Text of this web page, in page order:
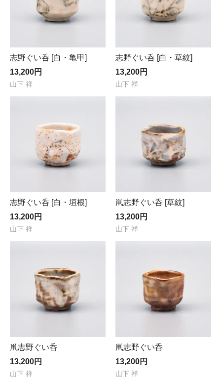
志野ぐい呑 [白・亀甲]
13,200円
山下 祥
志野ぐい呑 [白・草紋]
13,200円
山下 祥
志野ぐい呑 [白・垣根]
13,200円
山下 祥
鼡志野ぐい呑 [草紋]
13,200円
山下 祥
鼡志野ぐい呑
13,200円
山下 祥
鼡志野ぐい呑
13,200円
山下 祥